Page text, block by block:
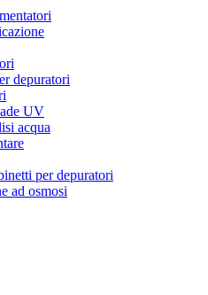
depuratori
UV
acqua
per depuratori
ad osmosi